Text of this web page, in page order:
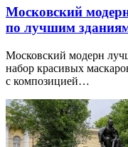
Московский
по лучшим
Московский модерн
набор красивых
с композицией…